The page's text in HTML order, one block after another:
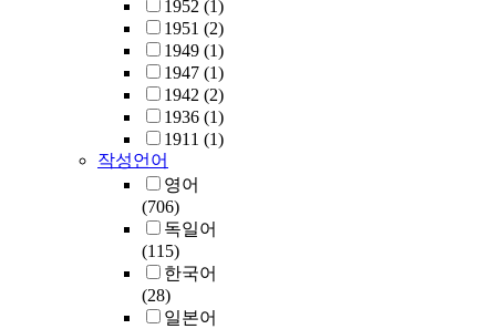
1952 (1)
1951 (2)
1949 (1)
1947 (1)
1942 (2)
1936 (1)
1911 (1)
작성언어
영어
(706)
독일어
(115)
한국어
(28)
일본어